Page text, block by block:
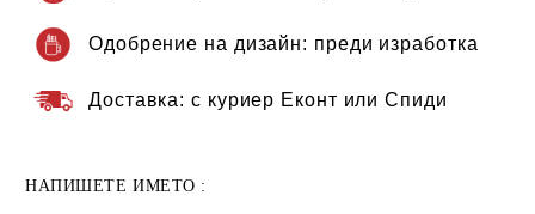
Одобрение на дизайн: преди изработка
Доставка: с куриер Еконт или Спиди
НАПИШЕТЕ ИМЕТО :